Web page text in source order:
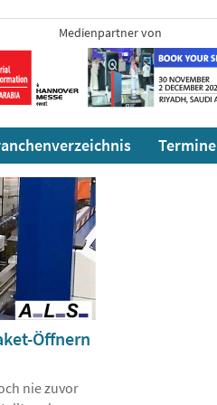
Medienpartner von
Termine
Öffnern
nie zuvor